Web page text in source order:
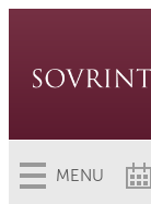
MENU